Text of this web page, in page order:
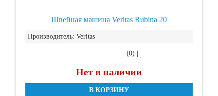
Швейная машина Veritas Rubina 20
Производитель: Veritas
(0)
Нет в наличии
В КОРЗИНУ